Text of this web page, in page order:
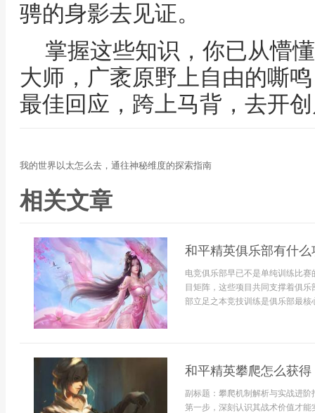
骋的身影去见证。
掌握这些知识，你已从懵
大师，广袤原野上自由的嘶
最佳回应，跨上马背，去开
我的世界以太怎么去，通往神秘维度的探索指南
相关文章
和平精英俱乐部有什
电竞俱乐部早已不是单纯训练比
目矩阵，这些项目共同支撑着俱
部立足之本竞技训练是俱乐部最核
和平精英攀爬怎么获
副标题：攀爬机制解析与实战进
第一步，深刻认识其战术价值才